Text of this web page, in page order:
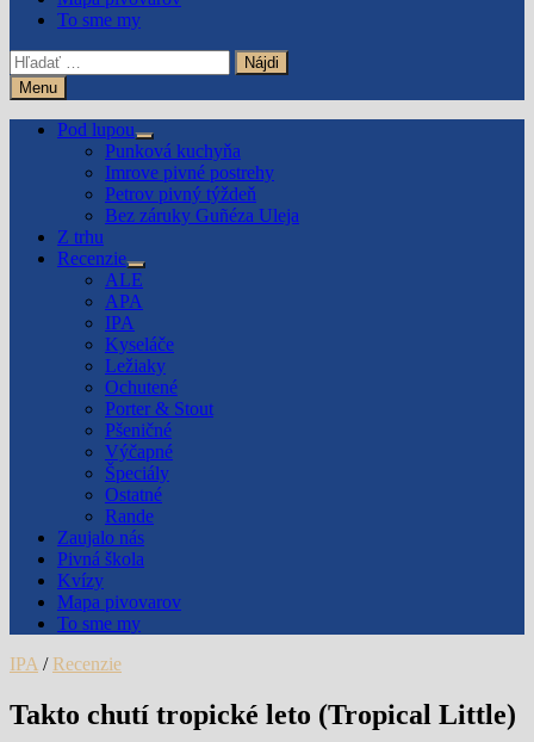
To sme my
Hľadať:
Menu
Pod lupou
Show
sub
menu
Punková kuchyňa
Imrove pivné postrehy
Petrov pivný týždeň
Bez záruky Guñéza Uleja
Z trhu
Recenzie
Show
sub
menu
ALE
APA
IPA
Kyseláče
Ležiaky
Ochutené
Porter & Stout
Pšeničné
Výčapné
Špeciály
Ostatné
Rande
Zaujalo nás
Pivná škola
Kvízy
Mapa pivovarov
To sme my
IPA / Recenzie
Takto chutí tropické leto (Tropical Little)